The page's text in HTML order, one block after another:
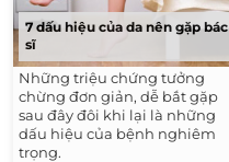
7 dấu hiệu của da nên gặp bác
sĩ
Những triệu chứng tưởng
chừng đơn giản, dễ bắt gặp
sau đây đôi khi lại là những
dấu hiệu của bệnh nghiêm
trọng.